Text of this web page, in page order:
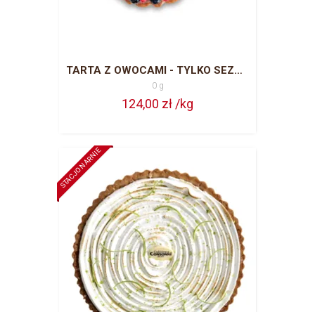
TARTA Z OWOCAMI - TYLKO SEZON LETNI
0 g
124,00 zł /kg
STACJONARNIE